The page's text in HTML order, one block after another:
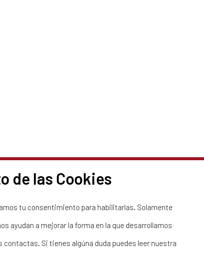
lesión?
de las Cookies
tu consentimiento para habilitarlas. Solamente
ayudan a mejorar la forma en la que desarrollamos
contactas. Si tienes algúna duda puedes leer nuestra